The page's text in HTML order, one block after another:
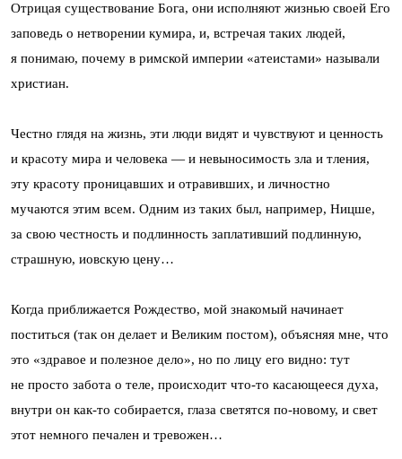
Отрицая существование Бога, они исполняют жизнью своей Его
заповедь о нетворении кумира, и, встречая таких людей,
я понимаю, почему в римской империи «атеистами» называли
христиан.
Честно глядя на жизнь, эти люди видят и чувствуют и ценность
и красоту мира и человека — и невыносимость зла и тления,
эту красоту проницавших и отравивших, и личностно
мучаются этим всем. Одним из таких был, например, Ницше,
за свою честность и подлинность заплативший подлинную,
страшную, иовскую цену…
Когда приближается Рождество, мой знакомый начинает
поститься (так он делает и Великим постом), объясняя мне, что
это «здравое и полезное дело», но по лицу его видно: тут
не просто забота о теле, происходит что-то касающееся духа,
внутри он как-то собирается, глаза светятся по-новому, и свет
этот немного печален и тревожен…